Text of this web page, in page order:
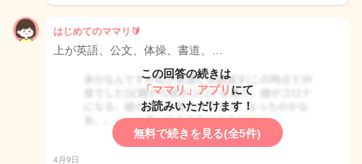
はじめてのママリ🔰
上が英語、公文、体操、書道、…
この回答の続きは
「ママリ」アプリ にて
お読みいただけます！
無料で続きを見る(全5件)
4月9日